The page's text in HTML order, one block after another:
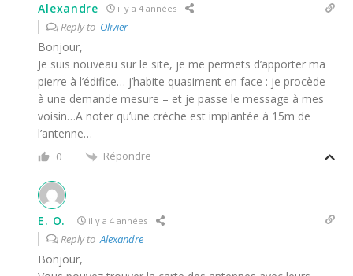
Alexandre il y a 4 années
Reply to Olivier
Bonjour,
Je suis nouveau sur le site, je me permets d’apporter ma
pierre à l’édifice… j’habite quasiment en face : je procède
à une demande mesure – et je passe le message à mes
voisin…A noter qu’une crèche est implantée à 15m de
l’antenne…
0 Répondre
E. O. il y a 4 années
Reply toAlexandre
Bonjour,